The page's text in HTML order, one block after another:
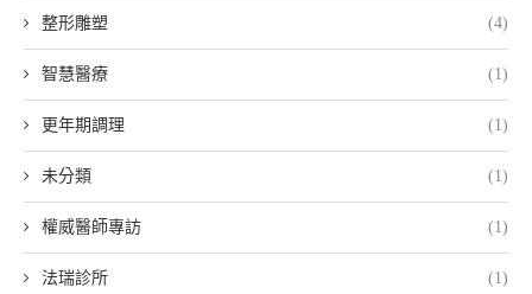
整形雕塑 (4)
智慧醫療 (1)
更年期調理 (1)
未分類 (1)
權威醫師專訪 (1)
法瑞診所 (1)